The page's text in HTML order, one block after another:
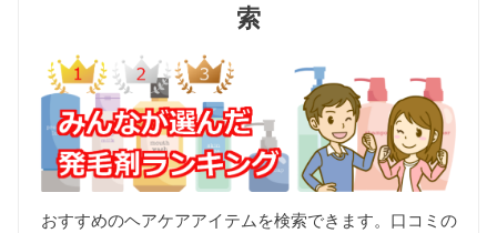
索
おすすめのヘアケアアイテムを検索できます。口コミの